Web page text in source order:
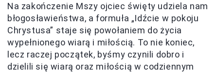
Na zakończenie Mszy ojciec święty udziela nam
błogosławieństwa, a formuła „Idźcie w pokoju
Chrystusa” staje się powołaniem do życia
wypełnionego wiarą i miłością. To nie koniec,
lecz raczej początek, byśmy czynili dobro i
dzielili się wiarą oraz miłością w codziennym